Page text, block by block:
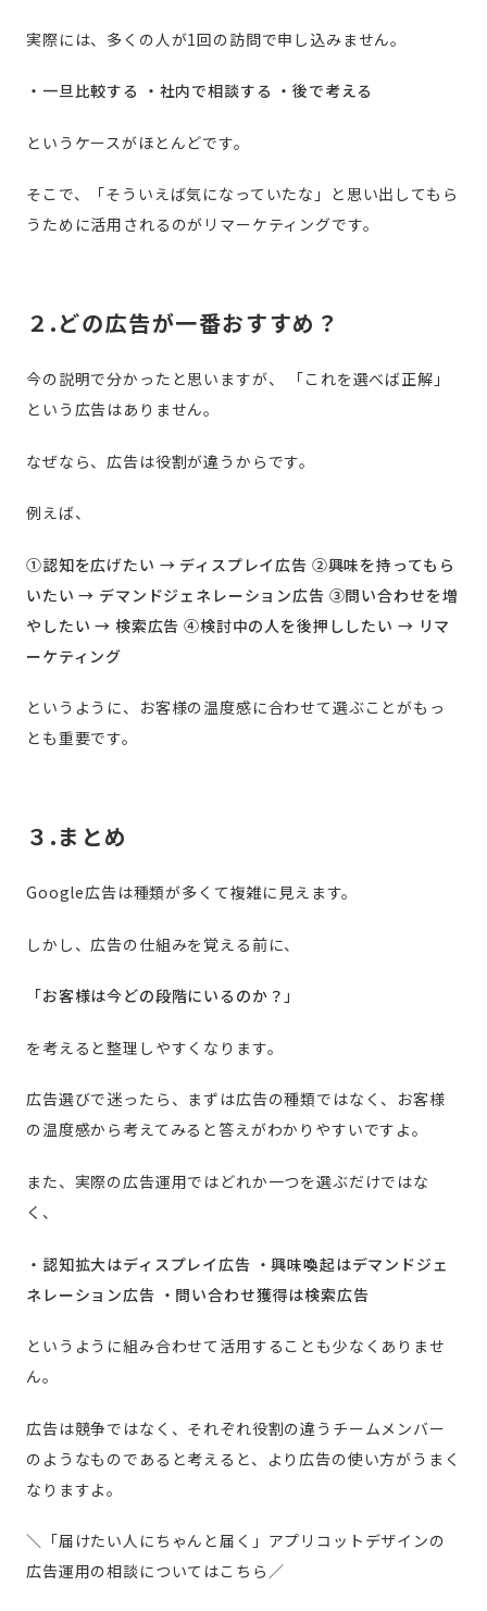
実際には、多くの人が1回の訪問で申し込みません。
・一旦比較する ・社内で相談する ・後で考える
というケースがほとんどです。
そこで、「そういえば気になっていたな」と思い出してもら
うために活用されるのがリマーケティングです。
２.どの広告が一番おすすめ？
今の説明で分かったと思いますが、
「これを選べば正解」
という広告はありません。
なぜなら、広告は役割が違うからです。
例えば、
①認知を広げたい → ディスプレイ広告 ②興味を持ってもら
いたい → デマンドジェネレーション広告 ③問い合わせを増
やしたい → 検索広告 ④検討中の人を後押ししたい → リマ
ーケティング
というように、お客様の温度感に合わせて選ぶことがもっ
とも重要です。
３.まとめ
Google広告は種類が多くて複雑に見えます。
しかし、広告の仕組みを覚える前に、
「お客様は今どの段階にいるのか？」
を考えると整理しやすくなります。
広告選びで迷ったら、まずは広告の種類ではなく、お客様
の温度感から考えてみると答えがわかりやすいですよ。
また、実際の広告運用ではどれか一つを選ぶだけではな
く、
・認知拡大はディスプレイ広告 ・興味喚起はデマンドジェ
ネレーション広告 ・問い合わせ獲得は検索広告
というように組み合わせて活用することも少なくありませ
ん。
広告は競争ではなく、それぞれ役割の違うチームメンバー
のようなものであると考えると、より広告の使い方がうまく
なりますよ。
＼「届けたい人にちゃんと届く」アプリコットデザインの
広告運用の相談についてはこちら／